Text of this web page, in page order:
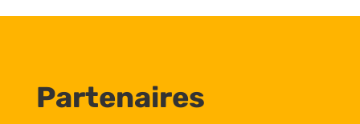
Partenaires